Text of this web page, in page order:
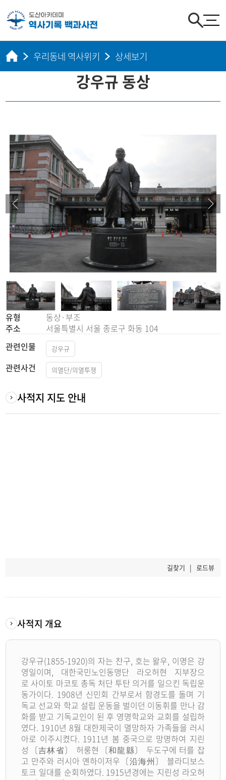
우리동네 역사위키 상세보기
강우규 동상
유형
동상·부조
주소
서울특별시 서울 종로구 화동 104
관련인물
강우규
관련사건 의열단/의열투쟁
사적지 지도 안내
길찾기 | 로드뷰
사적지 개요
강우규(1855-1920)의 자는 찬구, 호는 왈우, 이명은 강
영일이며, 대한국민노인동맹단 라오허현 지부장으
로 사이토 마코토 총독 처단 투탄 의거를 일으킨 독립운
동가이다. 1908년 신민회 간부로서 함경도를 돌며 기
독교 선교와 학교 설립 운동을 벌이던 이동휘를 만나 감
화를 받고 기독교인이 된 후 영명학교와 교회를 설립하
였다. 1910년 8월 대한제국이 멸망하자 가족들을 러시
아로 이주시켰다. 1911년 봄 중국으로 망명하여 지린
성〔吉林省〕 허룽현〔和龍縣〕 두도구에 터를 잡
고 만주와 러시아 옌하이저우〔沿海州〕 블라디보스
토크 일대를 순회하였다. 1915년경에는 지린성 라오허